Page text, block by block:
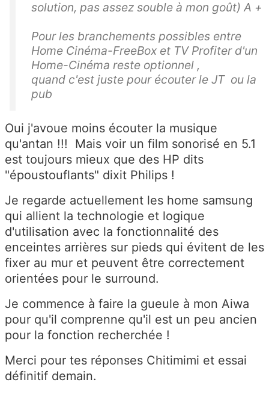
solution, pas assez souble à mon goût) A +
Pour les branchements possibles entre
Home Cinéma-FreeBox et TV Profiter d'un
Home-Cinéma reste optionnel ,
quand c'est juste pour écouter le JT ou la
pub
Oui j'avoue moins écouter la musique
qu'antan !!! Mais voir un film sonorisé en 5.1
est toujours mieux que des HP dits
"époustouflants" dixit Philips !
Je regarde actuellement les home samsung
qui allient la technologie et logique
d'utilisation avec la fonctionnalité des
enceintes arrières sur pieds qui évitent de les
fixer au mur et peuvent être correctement
orientées pour le surround.
Je commence à faire la gueule à mon Aiwa
pour qu'il comprenne qu'il est un peu ancien
pour la fonction recherchée !
Merci pour tes réponses Chitimimi et essai
définitif demain.